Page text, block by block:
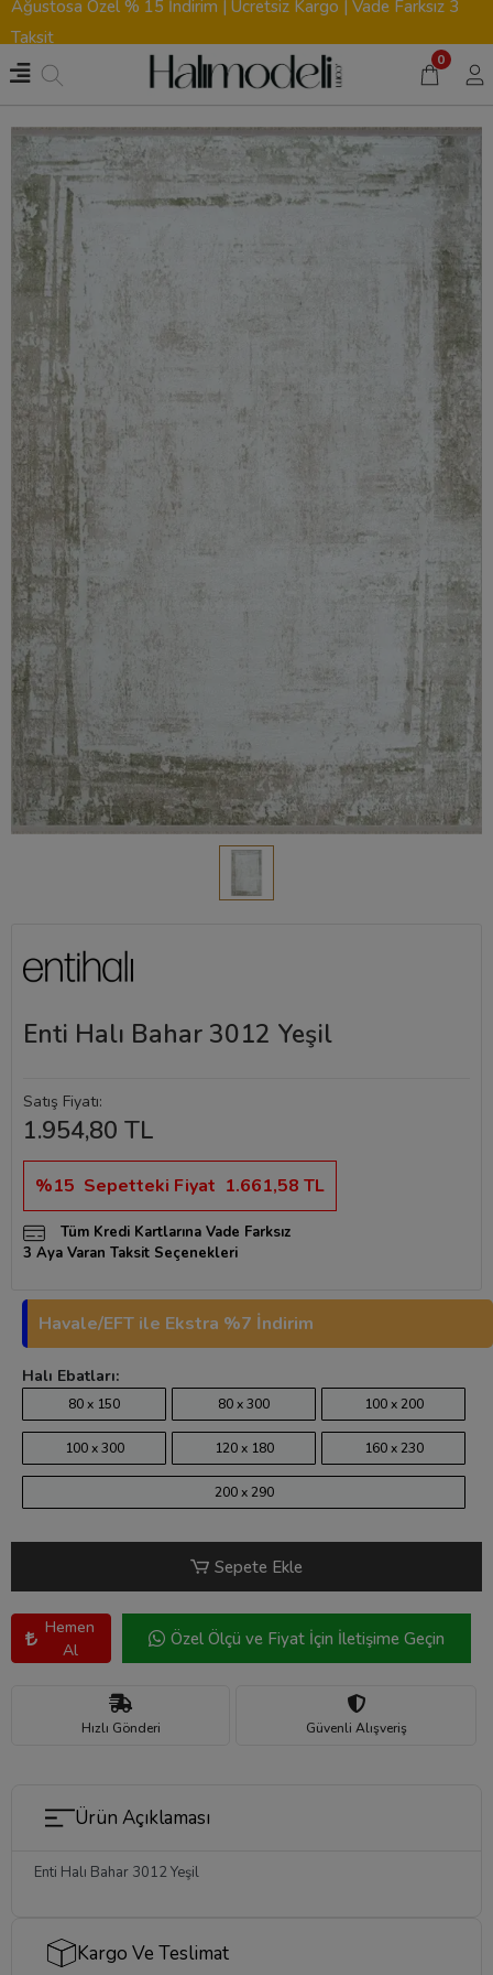
Ağustosa Özel % 15 İndirim | Ücretsiz Kargo | Vade Farksız 3
Taksit
0
Enti Halı Bahar 3012 Yeşil
Satış Fiyatı:
1.954,80 TL
%15 Sepetteki Fiyat 1.661,58 TL
Tüm Kredi Kartlarına Vade Farksız
3 Aya Varan Taksit Seçenekleri
Havale/EFT ile Ekstra %7 İndirim
Halı Ebatları:
80 x 150 80 x 300 100 x 200
100 x 300 120 x 180 160 x 230
200 x 290
Sepete Ekle
Hemen
Al
Özel Ölçü ve Fiyat İçin İletişime Geçin
Hızlı Gönderi Güvenli Alışveriş
Ürün Açıklaması
Enti Halı Bahar 3012 Yeşil
Kargo Ve Teslimat